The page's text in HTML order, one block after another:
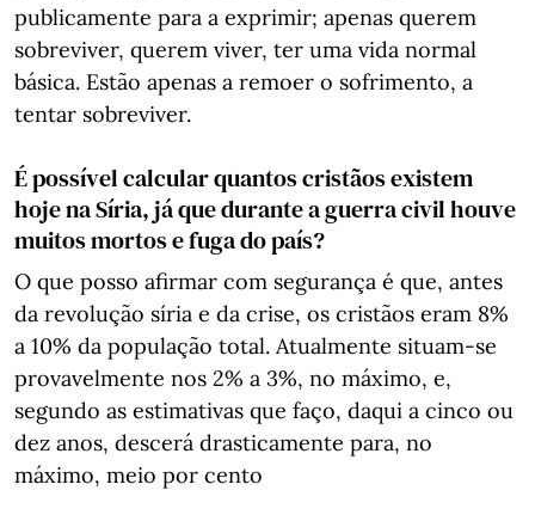
publicamente para a exprimir; apenas querem
sobreviver, querem viver, ter uma vida normal
básica. Estão apenas a remoer o sofrimento, a
tentar sobreviver.
É possível calcular quantos cristãos existem
hoje na Síria, já que durante a guerra civil houve
muitos mortos e fuga do país?
O que posso afirmar com segurança é que, antes
da revolução síria e da crise, os cristãos eram 8%
a 10% da população total. Atualmente situam-se
provavelmente nos 2% a 3%, no máximo, e,
segundo as estimativas que faço, daqui a cinco ou
dez anos, descerá drasticamente para, no
máximo, meio por cento